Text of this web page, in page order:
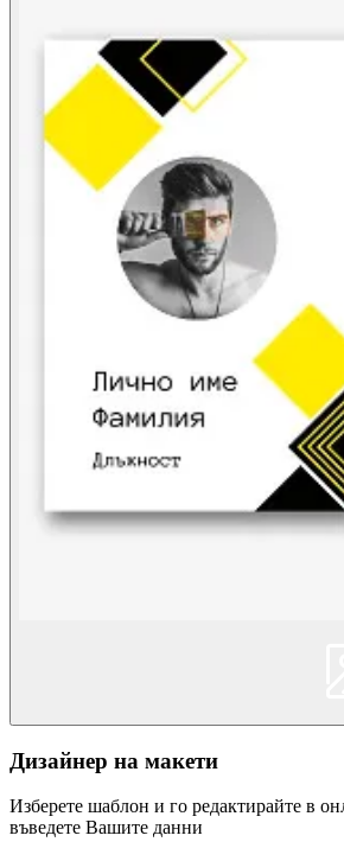
Дизайнер на макети
Изберете шаблон и го редактирайте в
въведете Вашите данни